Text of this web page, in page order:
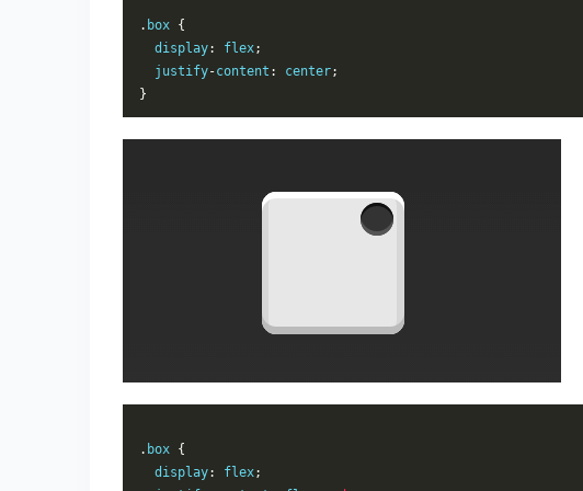
. box {
display: flex;
justify-content : center;
}
. box {
display: flex;